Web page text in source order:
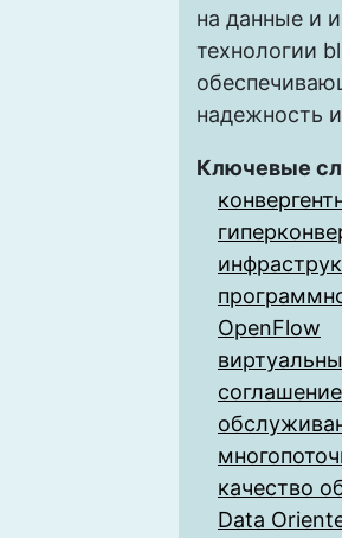
на данные и
технологии
надежность
Ключевые
OpenFlow
качество
Data